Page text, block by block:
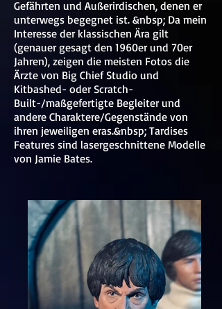
Gefährten und Außerirdischen, denen er
unterwegs begegnet ist. &nbsp; Da mein
Interesse der klassischen Ära gilt
(genauer gesagt den 1960er und 70er
Jahren), zeigen die meisten Fotos die
Ärzte von Big Chief Studio und
Kitbashed- oder Scratch-
Built-/maßgefertigte Begleiter und
andere Charaktere/Gegenstände von
ihren jeweiligen eras.&nbsp; Tardises
Features sind lasergeschnittene Modelle
von Jamie Bates.